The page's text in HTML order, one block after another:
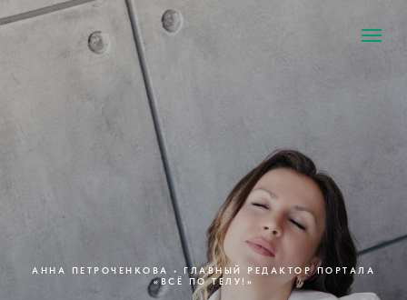
АННА ПЕТРОЧЕНКОВА • ГЛАВНЫЙ РЕДАКТОР ПОРТАЛА
«ВСЁ ПО ТЕЛУ!»